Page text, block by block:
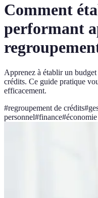
Comment
performant
Apprenez à établir un
crédits. Ce guide pratique
efficacement.
#regroupement de crédits#
personnel#finance#économie